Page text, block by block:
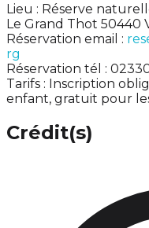
Lieu : Réserve
Le Grand Thot 50440
Réservation email :
rg
Réservation tél :
Tarifs : Inscription
enfant, gratuit pour
Crédit(s)